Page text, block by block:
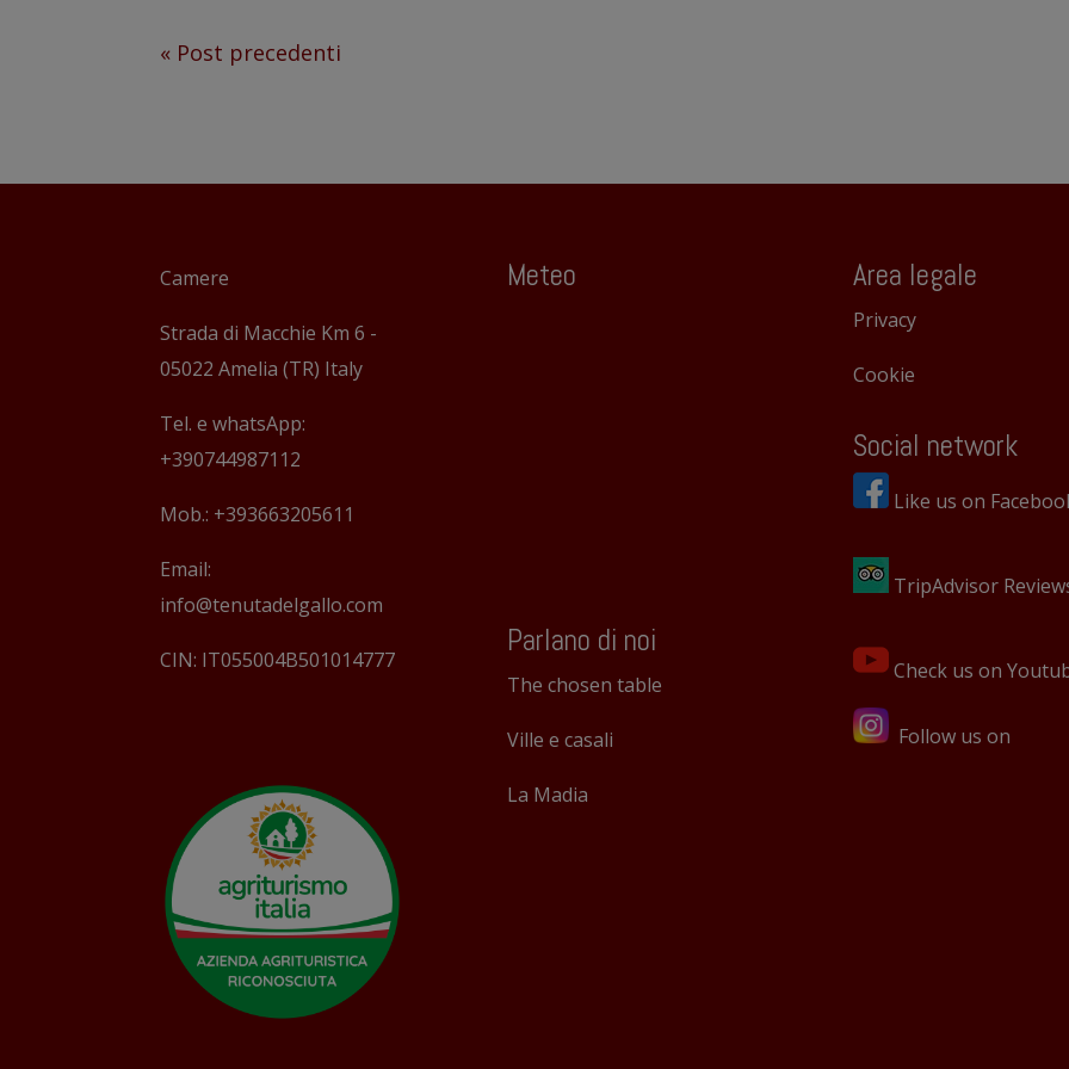
« Post precedenti
Camere
Strada di Macchie Km 6 -
05022 Amelia (TR) Italy
Tel. e whatsApp:
+390744987112
Mob.: +393663205611
Email:
info@tenutadelgallo.com
CIN: IT055004B501014777
Meteo
Parlano di noi
The chosen table
Ville e casali
La Madia
Area legale
Privacy
Cookie
Social network
Like us on
TripAdvisor
Check us on
Follow us on